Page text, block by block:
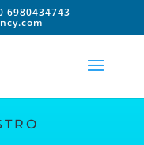
6980434743